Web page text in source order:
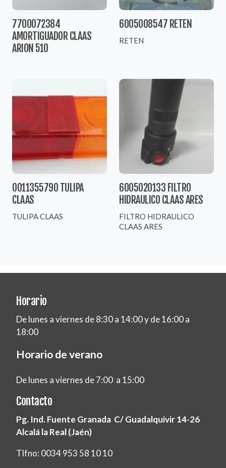
7700072384
AMORTIGUADOR CLAAS
ARION 510
6005008547 RETEN
RETEN
0011355790 TULIPA
CLAAS
TULIPA CLAAS
6005020133 FILTRO
HIDRAULICO CLAAS ARES
FILTRO HIDRAULICO
CLAAS ARES
Horario
De lunes a viernes de 8:30 a 14:00 y de 16:00 a
18:00
Horario de verano
De lunes a viernes de 7:00 a 15:00
Contacto
Pg. Ind. Fuente Granada C/ Guadalquivir 14-26
Alcalá la Real (Jaén)
Tlfno: 0034 953 58 10 10